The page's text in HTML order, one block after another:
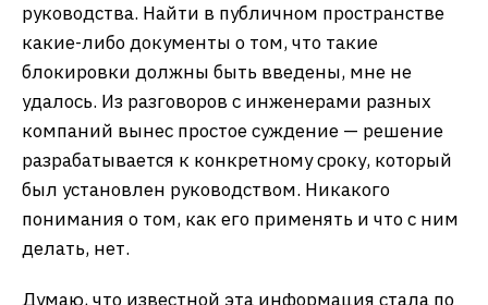
руководства. Найти в публичном пространстве
какие-либо документы о том, что такие
блокировки должны быть введены, мне не
удалось. Из разговоров с инженерами разных
компаний вынес простое суждение — решение
разрабатывается к конкретному сроку, который
был установлен руководством. Никакого
понимания о том, как его применять и что с ним
делать, нет.
Думаю, что известной эта информация стала по